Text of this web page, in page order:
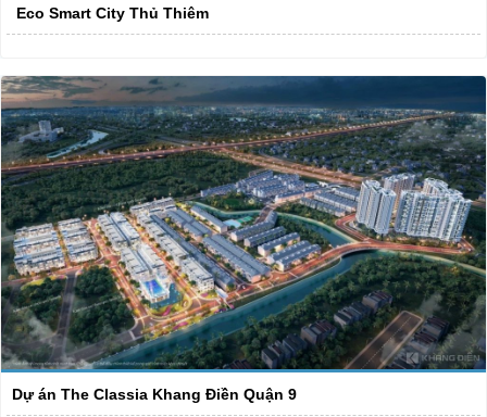
Eco Smart City Thủ Thiêm
Dự án The Classia Khang Điền Quận 9